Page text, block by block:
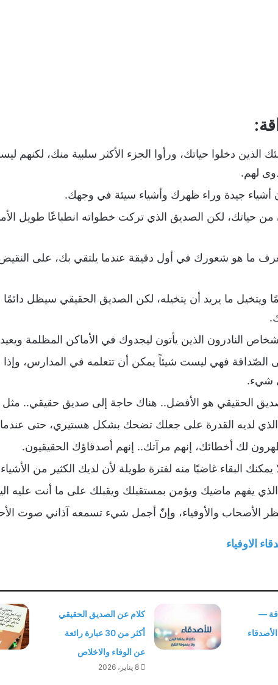
الذين دخلوا حياتك، ورأوا الجزء الأكثر سلبية منك، لكنهم
لهم.
أشياء جيدة وراء ظهرك وأشياء سيئة في وجهك.
حياتك، لكن الصديق الذي تركت خطواته انطباعًا طويل
ما هو شعورك في أول دقيقة عندما يلتقي بك، على
ما يريد أن يتخيله، لكن الصديق الحقيقي سيظل
النادرون الذين يأتون ليجدوك في الأماكن المظلمة
فهي ليست شيئاً يمكن أن تتعلمه في المدارس، وإذا
شيء.
الحقيقي هو الأفضل.. هناك حاجة إلى صديق حقيقي..
لديه القدرة على جعلك تضحك بشكل هستيري، حتى عندما
لك أخطائك، إنهم مرآتك.. إنهم أصدقاؤك الحقيقيون.
البقاء غاضبًا منه لفترة طويلة لأن لديك الكثير من الأشياء
يفهم ماضيك ويؤمن بمستقبلك ويقبلك على ما أنت عليه
والأوفياء، وإنّ أجمل شيء تسمعه آذاني صوت
الاوفياء
—
كلام عن الصديق الحقيقي
أكثر من 30 عبارة رائعة
عن الوفاء والاخلاص
8 يناير، 2026